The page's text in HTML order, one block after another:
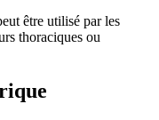
être utilisé par les
thoraciques ou